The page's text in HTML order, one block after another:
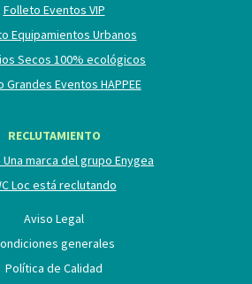
Folleto Eventos VIP
Equipamientos Urbanos
Secos 100% ecológicos
Grandes Eventos HAPPEE
RECLUTAMIENTO
Una marca del grupo Enygea
Loc está reclutando
Aviso Legal
generales
Política de Calidad